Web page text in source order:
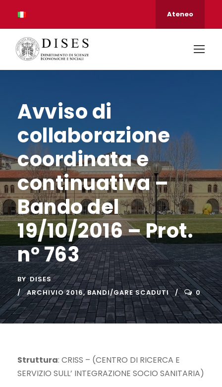
Ateneo
Avviso di
collaborazione
coordinata e
continuativa –
Bando del
19/10/2016 – Prot.
n° 763
BY DISES
ARCHIVIO 2016, BANDI/GARE SCADUTI 0
Struttura: CRISS – (CENTRO DI RICERCA E
SERVIZIO SULL’ INTEGRAZIONE SOCIO SANITARIA)